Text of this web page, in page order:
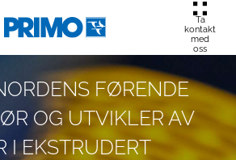
Ta
kontakt
med
oss
FØRENDE
OG UTVIKLER AV
I EKSTRUDERT